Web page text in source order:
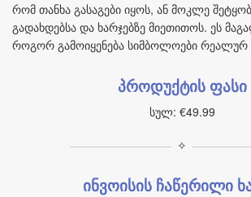
რომ თანხა გასაგები იყოს, ან მოკლე
გადახდებსა და ხარჯებზე მიეთითოს. ეს
როგორ გამოიყენება სიმბოლოები რეალურ
პროდუქტის ფასი
სულ: €49.99
✧
ინვოისის ჩაწერილი